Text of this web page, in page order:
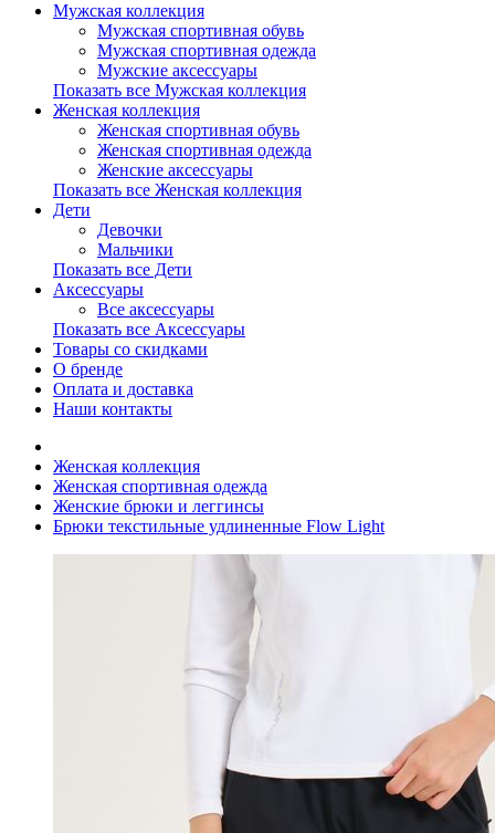
Мужская коллекция
Мужская спортивная обувь
Мужская спортивная одежда
Мужские аксессуары
Показать все Мужская коллекция
Женская коллекция
Женская спортивная обувь
Женская спортивная одежда
Женские аксессуары
Показать все Женская коллекция
Дети
Девочки
Мальчики
Показать все Дети
Аксессуары
Все аксессуары
Показать все Аксессуары
Товары со скидками
О бренде
Оплата и доставка
Наши контакты
Женская коллекция
Женская спортивная одежда
Женские брюки и леггинсы
Брюки текстильные удлиненные Flow Light